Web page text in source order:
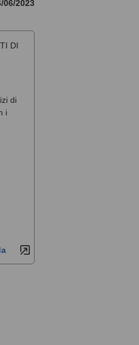
06/2023
DI
di
i